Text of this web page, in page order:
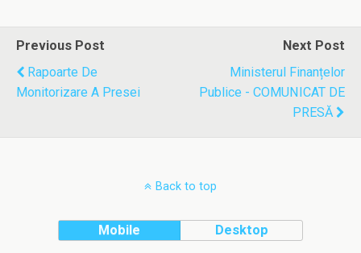
Previous Post
Rapoarte De
Monitorizare A Presei
Next Post
Ministerul Finanțelor
Publice - COMUNICAT DE
PRESĂ
Back to top
Mobile Desktop